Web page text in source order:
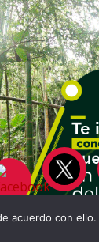
acuerdo con ello.